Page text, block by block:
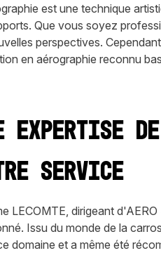
est une technique
Que vous soyez
perspectives.
en aérographie reconnu
expertise
service
LECOMTE, dirigeant
Issu du monde de la
domaine et a même été